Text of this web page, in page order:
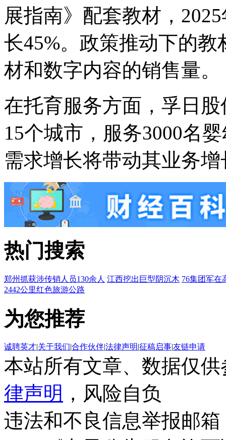
展指南》配套教材，
长45%。政策推动下的
材和数字内容的销售量。
在托育服务方面，孚日
15个城市，服务3000名
需求增长将带动其业务增
热门搜索
郑州抓获涉传销人员130余人 江西挖出巨型阴沉木 76集团军在
2442公里红色旅游公路
为您推荐
诚聘英才|关于我们|合作伙伴|法律声明|征稿启事|友链申请
本站所有文章、数据仅
律声明 ，风险自负
违法和不良信息举报邮箱